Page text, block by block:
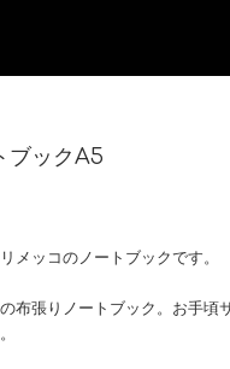
ックA5
メッコのノートブックです。
布張りノートブック。お手頃